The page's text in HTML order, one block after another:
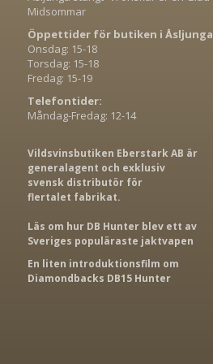
Midsommar
Öppettider för butiken i Åsljunga
Onsdag: 15-18
Torsdag: 15-18
Fredag: 15-19
Telefontider:
Måndag-Fredag: 12-14
Vildsvinsbutiken Eberstark AB är
generalagent och exklusiv
svensk distributör för
flertalet fabrikat.
Läs om hur DB Hunter blev ett av
Sveriges populäraste jaktvapen
En liten introduktionsfilm om
Diamondbacks DB15 Hunter